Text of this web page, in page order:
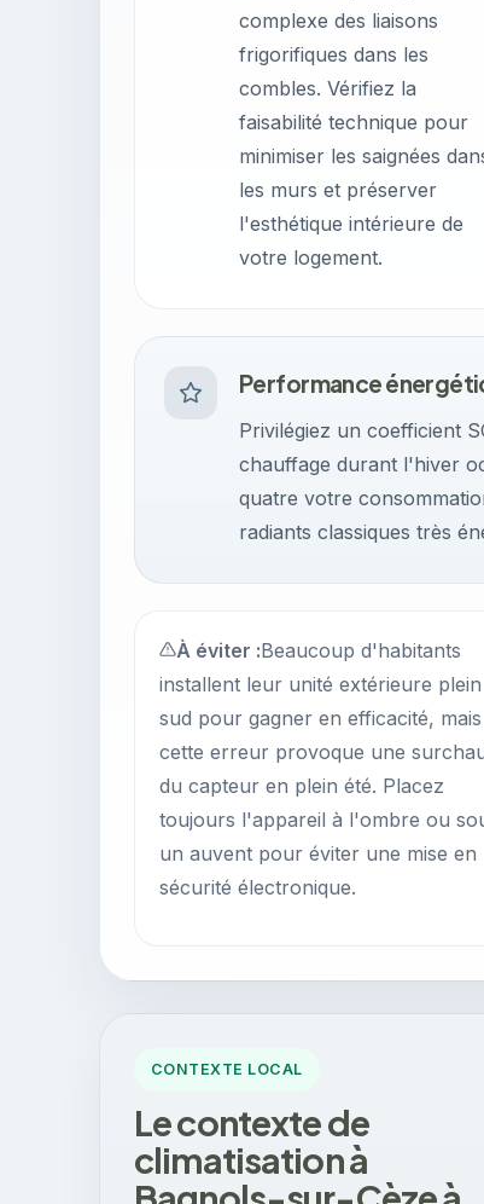
complexe des liaisons
frigorifiques dans les
combles. Vérifiez la
faisabilité technique pour
minimiser les saignées
les murs et préserver
l'esthétique intérieure de
votre logement.
Performance
Privilégiez un coefficient
chauffage durant l'hiver
quatre votre
radiants classiques très
À éviter :Beaucoup d'habitants
installent leur unité extérieure plein
sud pour gagner en efficacité, mais
cette erreur provoque une
du capteur en plein été. Placez
toujours l'appareil à l'ombre ou
un auvent pour éviter une mise en
sécurité électronique.
CONTEXTE LOCAL
Le contexte de
climatisation à